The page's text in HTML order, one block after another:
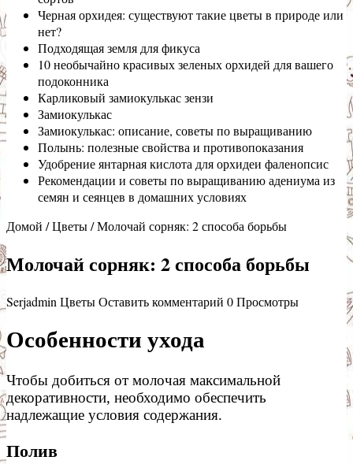
Черная орхидея: существуют такие цветы в природе или
нет?
Подходящая земля для фикуса
10 необычайно красивых зеленых орхидей для вашего
подоконника
Карликовый замиокулькас зензи
Замиокулькас
Замиокулькас: описание, советы по выращиванию
Полынь: полезные свойства и противопоказания
Удобрение янтарная кислота для орхидеи фаленопсис
Рекомендации и советы по выращиванию адениума из
семян и сеянцев в домашних условиях
Домой /Цветы/Молочай сорняк: 2 способа борьбы
Молочай сорняк: 2 способа борьбы
Serjadmin ЦветыОставить комментарий 0 Просмотры
Особенности ухода
Чтобы добиться от молочая максимальной
декоративности, необходимо обеспечить
надлежащие условия содержания.
Полив